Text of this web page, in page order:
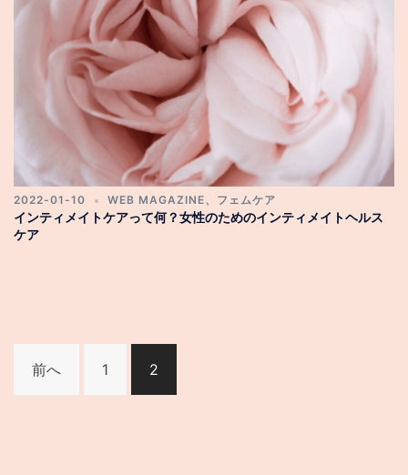
2022-01-10 WEB MAGAZINE、 フェムケア
インティメイトケアって何？女性のためのインティメイトヘルス
ケア
前へ 1 2